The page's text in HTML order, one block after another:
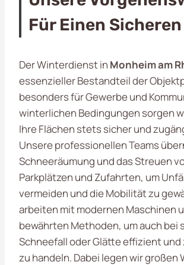
Für Einen
Der Winterdienst in Monheim am
essenzieller Bestandteil der
besonders für Gewerbe und
winterlichen Bedingungen sorgen
Ihre Flächen stets sicher und
Unsere professionellen Teams
Schneeräumung und das Streuen
Parkplätzen und Zufahrten, um
vermeiden und die Mobilität zu
arbeiten mit modernen Maschinen
bewährten Methoden, um auch bei
Schneefall oder Glätte effizient und
zu handeln. Dabei legen wir großen